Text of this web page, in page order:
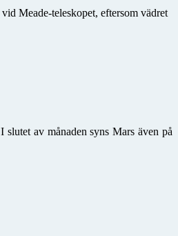
Meade-teleskopet, eftersom vädret
av månaden syns Mars även på